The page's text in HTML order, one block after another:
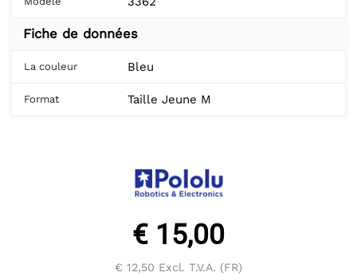
Fiche de données
La couleur Bleu
Format Taille Jeune M
€ 15,00
€ 12,50 Excl. T.V.A. (FR)